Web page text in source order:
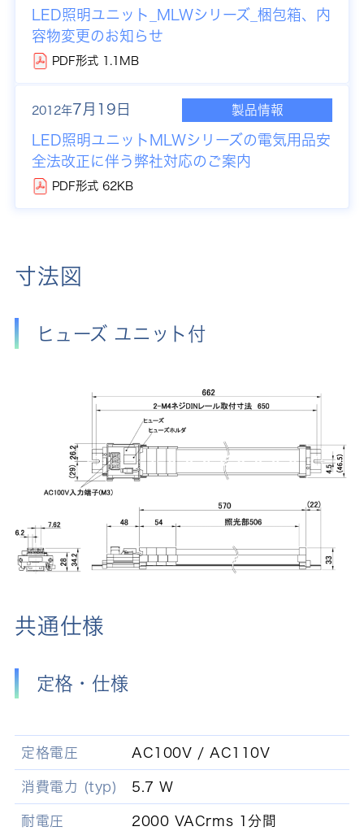
LED照明ユニット_MLWシリーズ_梱包箱、内
容物変更のお知らせ
PDF形式 1.1MB
2012年7月19日 製品情報
LED照明ユニットMLWシリーズの電気用品安
全法改正に伴う弊社対応のご案内
PDF形式 62KB
寸法図
ヒューズ ユニット付
共通仕様
定格・仕様
定格電圧 AC100V / AC110V
消費電力 (typ) 5.7 W
耐電圧 2000 VACrms 1分間